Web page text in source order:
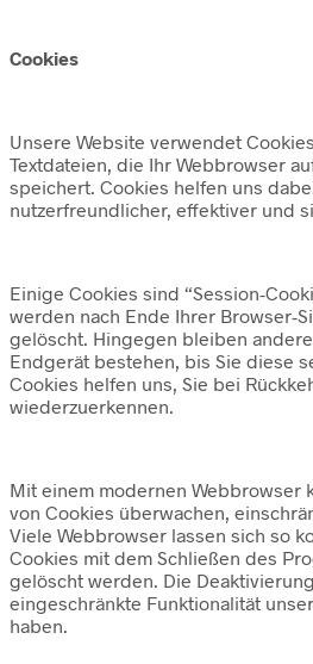
Cookies
Unsere Website verwendet
Textdateien, die Ihr Webbrowser
speichert. Cookies helfen uns
nutzerfreundlicher, effektiver und
Einige Cookies sind “Session-
werden nach Ende Ihrer Browser-
gelöscht. Hingegen bleiben
Endgerät bestehen, bis Sie diese
Cookies helfen uns, Sie bei
wiederzuerkennen.
Mit einem modernen Webbrowser
von Cookies überwachen,
Viele Webbrowser lassen sich so
Cookies mit dem Schließen des
gelöscht werden. Die
eingeschränkte Funktionalität
haben.